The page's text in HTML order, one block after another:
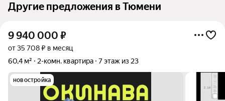
Другие предложения в Тюмени
9 940 000 ₽
от 35 708 ₽ в месяц
60,4 м²
2-комн. квартира 7 этаж из 23
новостройка